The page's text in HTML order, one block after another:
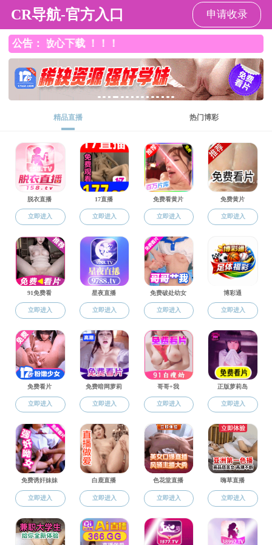
鸭王
English 旧版
学术科研
学术交流
管理制度
科研团队
科研立项
科研成果
表格下载
办事流程
鸭王>学术科研 办事流程
科研管理与服务信息平台 科研人员操作手册 2023-11-07